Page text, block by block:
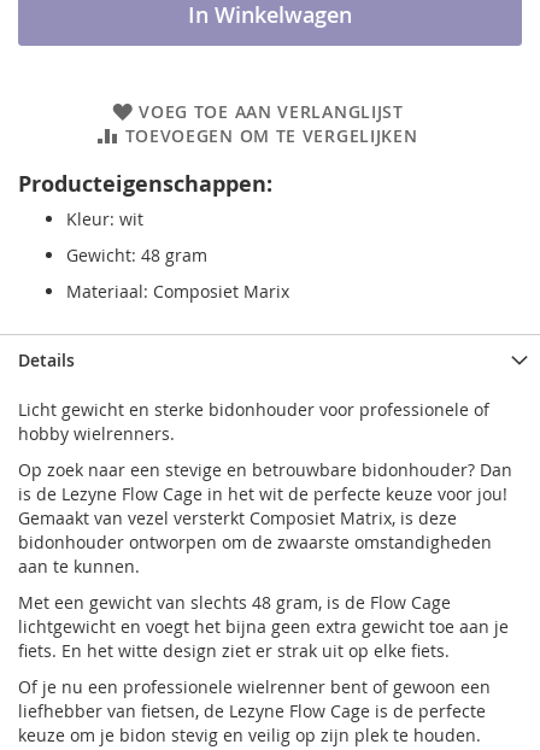
In Winkelwagen
VOEG TOE AAN VERLANGLIJST
TOEVOEGEN OM TE VERGELIJKEN
Producteigenschappen:
Kleur: wit
Gewicht: 48 gram
Materiaal: Composiet Marix
Details
Licht gewicht en sterke bidonhouder voor professionele of
hobby wielrenners.
Op zoek naar een stevige en betrouwbare bidonhouder? Dan
is de Lezyne Flow Cage in het wit de perfecte keuze voor jou!
Gemaakt van vezel versterkt Composiet Matrix, is deze
bidonhouder ontworpen om de zwaarste omstandigheden
aan te kunnen.
Met een gewicht van slechts 48 gram, is de Flow Cage
lichtgewicht en voegt het bijna geen extra gewicht toe aan je
fiets. En het witte design ziet er strak uit op elke fiets.
Of je nu een professionele wielrenner bent of gewoon een
liefhebber van fietsen, de Lezyne Flow Cage is de perfecte
keuze om je bidon stevig en veilig op zijn plek te houden.